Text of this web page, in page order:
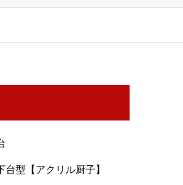
型【アクリル厨子】